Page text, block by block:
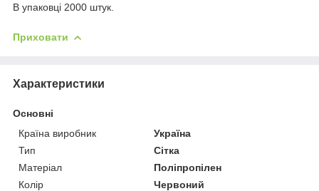
В упаковці 2000 штук.
Приховати
Характеристики
Основні
Країна виробник
Україна
Тип
Сітка
Матеріал
Поліпропілен
Колір
Червоний